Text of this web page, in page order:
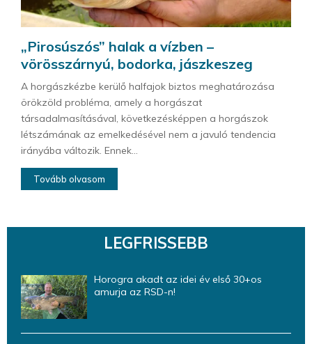
„Pirosúszós” halak a vízben –
vörösszárnyú, bodorka, jászkeszeg
A horgászkézbe kerülő halfajok biztos meghatározása
örökzöld probléma, amely a horgászat
társadalmasításával, következésképpen a horgászok
létszámának az emelkedésével nem a javuló tendencia
irányába változik. Ennek...
Tovább olvasom
LEGFRISSEBB
Horogra akadt az idei év első 30+os
amurja az RSD-n!